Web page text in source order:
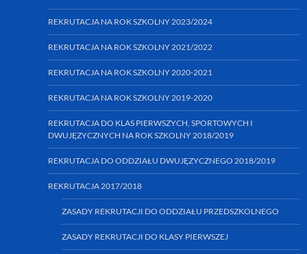
REKRUTACJA NA ROK SZKOLNY 2023/2024
REKRUTACJA NA ROK SZKOLNY 2021/2022
REKRUTACJA NA ROK SZKOLNY 2020-2021
REKRUTACJA NA ROK SZKOLNY 2019-2020
REKRUTACJA DO KLAS PIERWSZYCH, SPORTOWYCH I
DWUJĘZYCZNYCH NA ROK SZKOLNY 2018/2019
REKRUTACJA DO ODDZIAŁU DWUJĘZYCZNEGO 2018/2019
REKRUTACJA 2017/2018
ZASADY REKRUTACJI DO ODDZIAŁU PRZEDSZKOLNEGO
ZASADY REKRUTACJI DO KLASY PIERWSZEJ